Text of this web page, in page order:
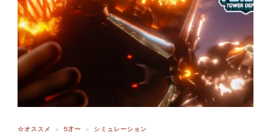
☆オススメ 5才〜 シミュレーション